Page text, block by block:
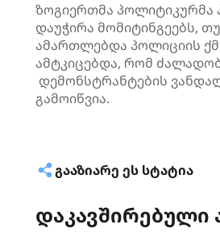
ზოგიერთმა პოლიტიკურმა
დაუჭირა მომიტინგეებს,
ამართლებდა პოლიციის
ამტკიცებდა, რომ
დემონსტრანტების
გამოიწვია.
ᲒᲐᲐᲖᲘᲐᲠᲔ ᲔᲡ ᲡᲢᲐᲢᲘᲐ
დაკავშირებული